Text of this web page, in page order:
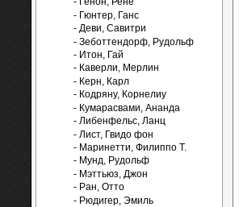
- Гюнтер, Ганс
- Деви, Савитри
- Зеботтендорф, Рудольф
- Итон, Гай
- Каверли, Мерлин
- Керн, Карл
- Кодряну, Корнелиу
- Кумарасвами, Ананда
- Либенфельс, Ланц
- Лист, Гвидо фон
- Маринетти, Филиппо Т.
- Мунд, Рудольф
- Мэттьюз, Джон
- Ран, Отто
- Рюдигер, Эмиль